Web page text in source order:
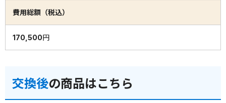
費用総額（税込）
170,500円
交換後の商品はこちら